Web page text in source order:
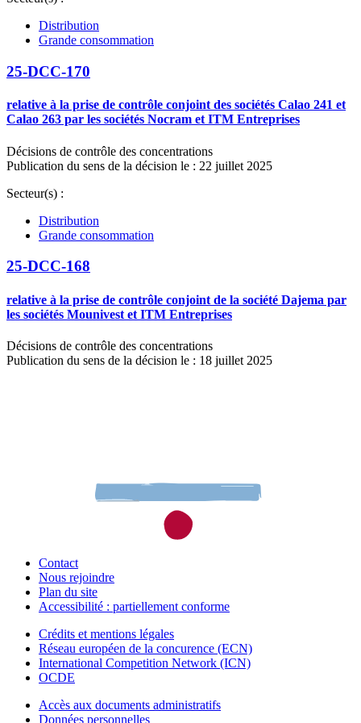
Distribution
Grande consommation
25-DCC-170
relative à la prise de contrôle conjoint des sociétés Calao 241 et
Calao 263 par les sociétés Nocram et ITM Entreprises
Décisions de contrôle des concentrations
Publication du sens de la décision le : 22 juillet 2025
Secteur(s) :
Distribution
Grande consommation
25-DCC-168
relative à la prise de contrôle conjoint de la société Dajema par
les sociétés Mounivest et ITM Entreprises
Décisions de contrôle des concentrations
Publication du sens de la décision le : 18 juillet 2025
Contact
Nous rejoindre
Plan du site
Accessibilité : partiellement conforme
Crédits et mentions légales
Réseau européen de la concurence (ECN)
International Competition Network (ICN)
OCDE
Accès aux documents administratifs
Données personnelles